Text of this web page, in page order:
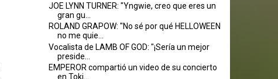
JOE LYNN TURNER: "Yngwie, creo que eres un
gran gu...
ROLAND GRAPOW: "No sé por qué HELLOWEEN
no me quie...
Vocalista de LAMB OF GOD: "¡Sería un mejor
preside...
EMPEROR compartió un video de su concierto
en Toki...